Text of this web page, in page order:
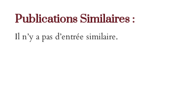
Publications Similaires :
Il n’y a pas d’entrée similaire.